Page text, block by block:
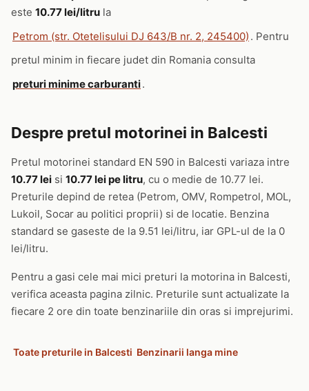
este 10.77 lei/litru la
Petrom (str. Otetelisului DJ 643/B nr. 2, 245400) . Pentru
pretul minim in fiecare judet din Romania consulta
preturi minime carburanti.
Despre pretul motorinei in Balcesti
Pretul motorinei standard EN 590 in Balcesti variaza intre
10.77 lei si 10.77 lei pe litru, cu o medie de 10.77 lei.
Preturile depind de retea (Petrom, OMV, Rompetrol, MOL,
Lukoil, Socar au politici proprii) si de locatie. Benzina
standard se gaseste de la 9.51 lei/litru, iar GPL-ul de la 0
lei/litru.
Pentru a gasi cele mai mici preturi la motorina in Balcesti,
verifica aceasta pagina zilnic. Preturile sunt actualizate la
fiecare 2 ore din toate benzinariile din oras si imprejurimi.
Toate preturile in Balcesti Benzinarii langa mine